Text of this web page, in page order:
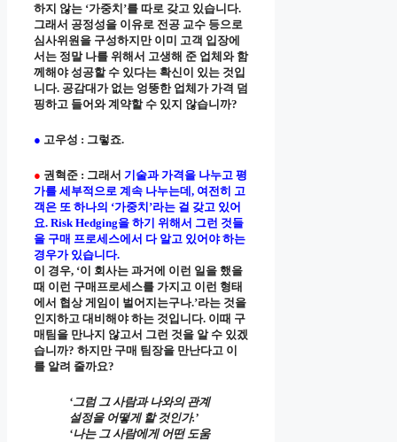
하지 않는 ‘가중치’를 따로 갖고 있습니다.
그래서 공정성을 이유로 전공 교수 등으로
심사위원을 구성하지만 이미 고객 입장에
서는 정말 나를 위해서 고생해 준 업체와 함
께해야 성공할 수 있다는 확신이 있는 것입
니다. 공감대가 없는 엉뚱한 업체가 가격 덤
핑하고 들어와 계약할 수 있지 않습니까?
● 고우성 : 그렇죠.
● 권혁준 : 그래서 기술과 가격을 나누고 평
가를 세부적으로 계속 나누는데, 여전히 고
객은 또 하나의 ‘가중치’라는 걸 갖고 있어
요. Risk Hedging을 하기 위해서 그런 것들
을 구매 프로세스에서 다 알고 있어야 하는
경우가 있습니다.
이 경우, ‘이 회사는 과거에 이런 일을 했을
때 이런 구매프로세스를 가지고 이런 형태
에서 협상 게임이 벌어지는구나.’라는 것을
인지하고 대비해야 하는 것입니다. 이때 구
매팀을 만나지 않고서 그런 것을 알 수 있겠
습니까? 하지만 구매 팀장을 만난다고 이
를 알려 줄까요?
‘그럼 그 사람과 나와의 관계
설정을 어떻게 할 것인가.’
‘나는 그 사람에게 어떤 도움